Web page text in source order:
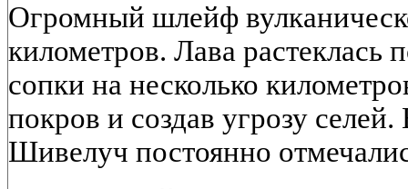
Огромный шлейф
километров. Лава растеклась
сопки на несколько
покров и создав угрозу
Шивелуч постоянно